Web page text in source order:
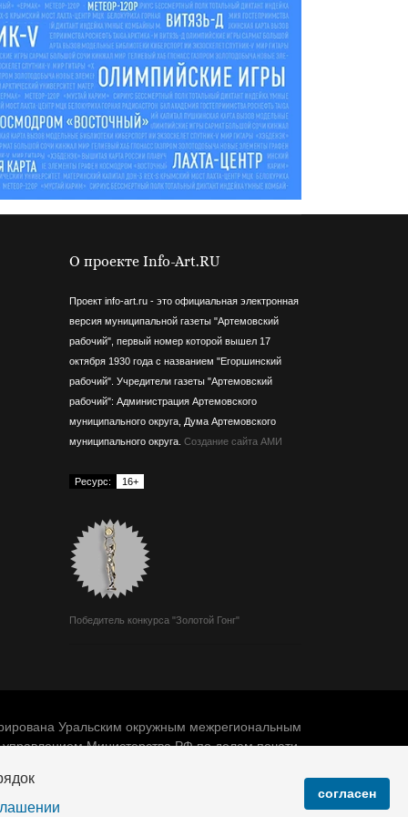
О проекте Info-Art.RU
Проект info-art.ru - это официальная электронная
версия муниципальной газеты "Артемовский
рабочий", первый номер которой вышел 17
октября 1930 года с названием "Егоршинский
рабочий". Учредители газеты "Артемовский
рабочий": Администрация Артемовского
муниципального округа, Дума Артемовского
муниципального округа. Создание сайта АМИ
Ресурс: 16+
Победитель конкурса "Золотой Гонг"
Уральским окружным межрегиональным
Министерства РФ по делам печати,
средств массовой информации ПИ № 11-1599 от
согласен